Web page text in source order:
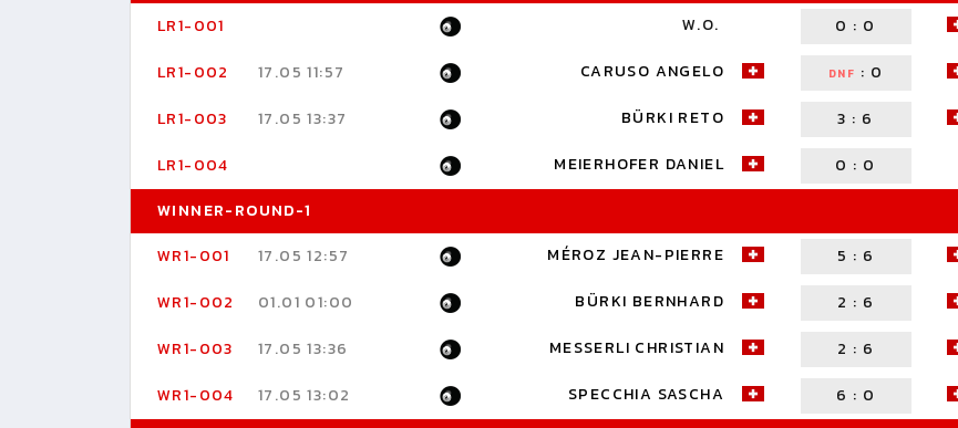
LR1-001
W.O. 0 : 0
LR1-002 17.05 11:57 CARUSO ANGELO DNF : 0
LR1-003 17.05 13:37 BÜRKI RETO 3 : 6
LR1-004 MEIERHOFER DANIEL 0 : 0
WINNER-ROUND-1
WR1-001
17.05 12:57 MÉROZ JEAN-PIERRE 5 : 6
WR1-002 01.01 01:00 BÜRKI BERNHARD 2 : 6
WR1-003 17.05 13:36 MESSERLI CHRISTIAN 2 : 6
WR1-004 17.05 13:02 SPECCHIA SASCHA 6 : 0